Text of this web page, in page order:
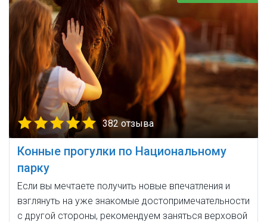
382 отзыва
Конные прогулки по Национальному
парку
Если вы мечтаете получить новые впечатления и
взглянуть на уже знакомые достопримечательности
с другой стороны, рекомендуем заняться верховой